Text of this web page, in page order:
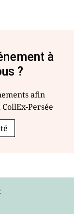
à
?
afin
Persée